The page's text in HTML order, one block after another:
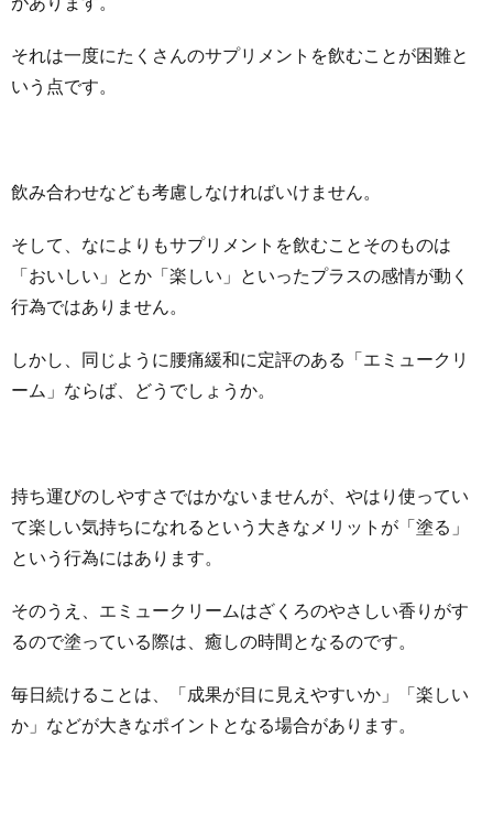
それは一度にたくさんのサプリメントを飲むことが困難と
いう点です。
飲み合わせなども考慮しなければいけません。
そして、なによりもサプリメントを飲むことそのものは
「おいしい」とか「楽しい」といったプラスの感情が動く
行為ではありません。
しかし、同じように腰痛緩和に定評のある「エミュークリ
ーム」ならば、どうでしょうか。
持ち運びのしやすさではかないませんが、やはり使ってい
て楽しい気持ちになれるという大きなメリットが「塗る」
という行為にはあります。
そのうえ、エミュークリームはざくろのやさしい香りがす
るので塗っている際は、癒しの時間となるのです。
毎日続けることは、「成果が目に見えやすいか」「楽しい
か」などが大きなポイントとなる場合があります。